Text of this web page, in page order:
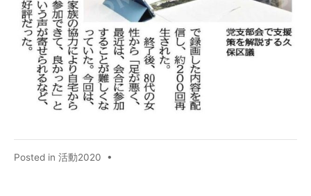
Posted in 活動2020 •